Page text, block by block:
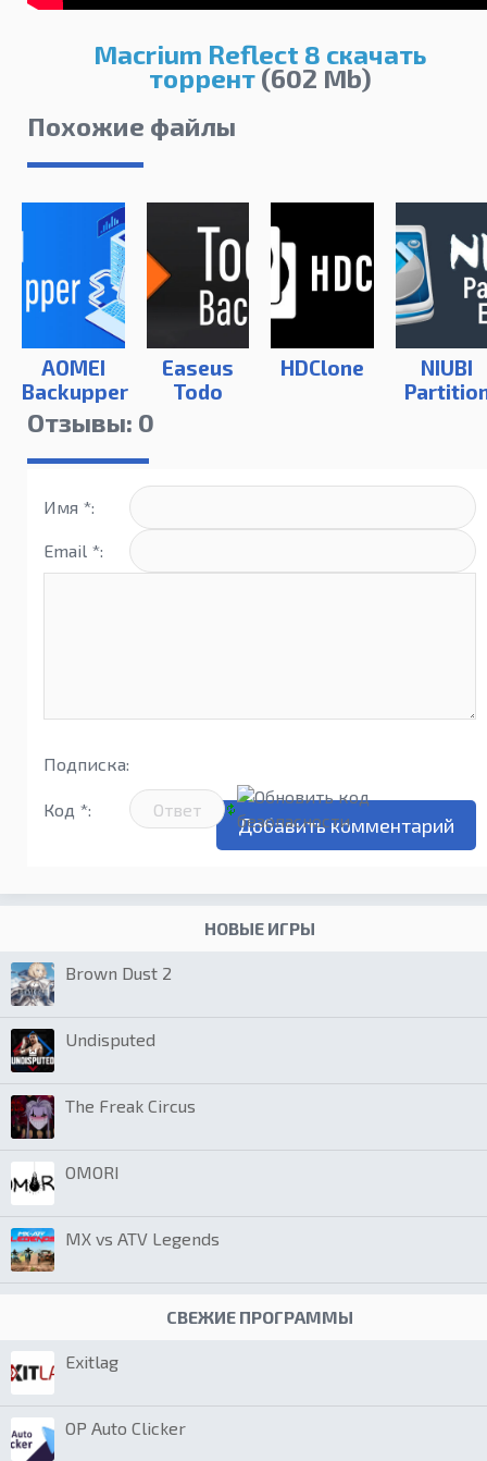
Macrium Reflect 8 скачать
торрент(602 Mb)
Похожие файлы
AOMEI
Backupper
Easeus
Todo
HDClone
NIUBI
Отзывы: 0
Имя *:
Email *:
Подписка:
Код *:
НОВЫЕ ИГРЫ
Brown Dust 2
Undisputed
The Freak Circus
OMORI
MX vs ATV Legends
СВЕЖИЕ ПРОГРАММЫ
Exitlag
OP Auto Clicker